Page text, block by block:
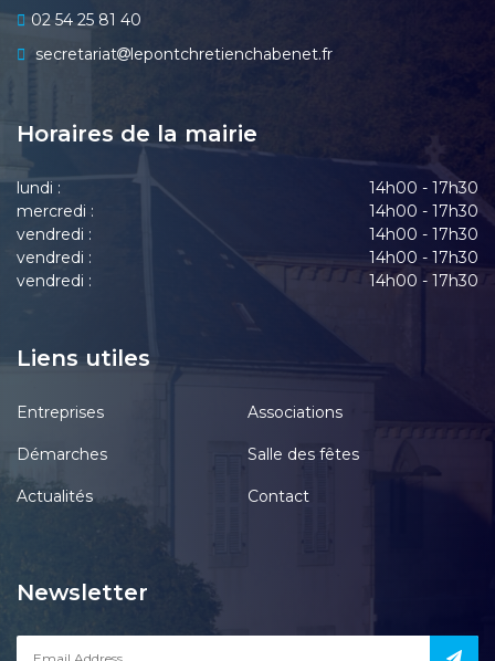
02 54 25 81 40
secretariat
lepontchretienchabenet.fr
Horaires de la mairie
lundi :
14h00 - 17h30
mercredi :
14h00 - 17h30
vendredi :
14h00 - 17h30
vendredi :
14h00 - 17h30
vendredi :
14h00 - 17h30
Liens utiles
Entreprises Associations
Démarches Salle des fêtes
Actualités Contact
Newsletter